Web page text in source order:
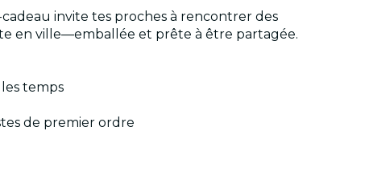
invite tes proches à rencontrer des
en ville—emballée et prête à être partagée.
temps
de premier ordre